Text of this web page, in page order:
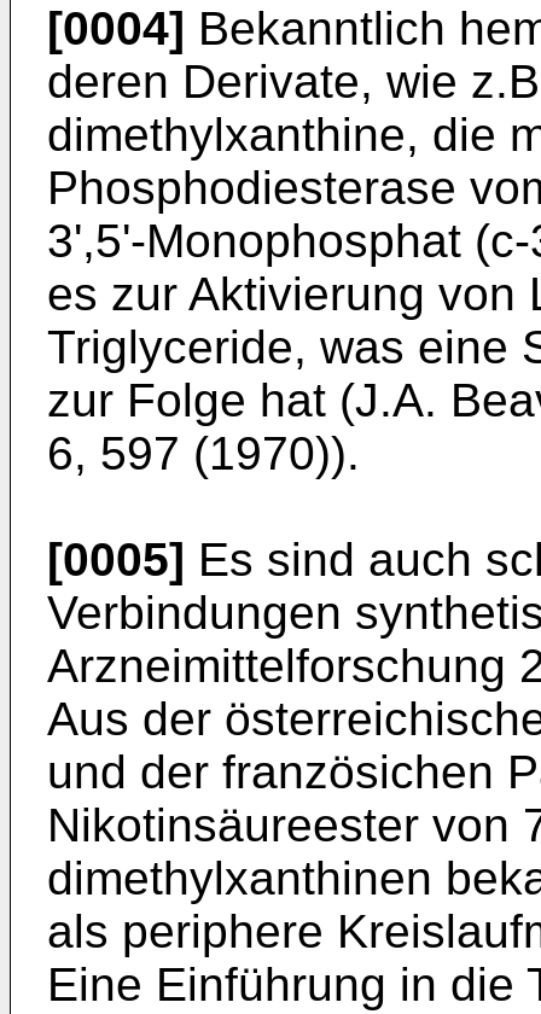
[0004] Bekanntlich
deren Derivate, wie
dimethylxanthine, die
Phosphodiesterase
3',5'-Monophosphat
es zur Aktivierung von
Triglyceride, was eine
zur Folge hat (J.A.
6, 597 (1970)).
[0005] Es sind auch
Verbindungen
Arzneimittelforschung
Aus der
und der französichen
Nikotinsäureester von
dimethylxanthinen
als periphere
Eine Einführung in die